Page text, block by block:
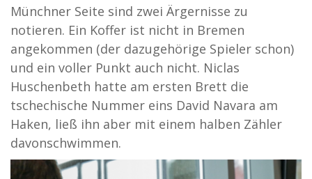
Münchner Seite sind zwei Ärgernisse zu
notieren. Ein Koffer ist nicht in Bremen
angekommen (der dazugehörige Spieler schon)
und ein voller Punkt auch nicht. Niclas
Huschenbeth hatte am ersten Brett die
tschechische Nummer eins David Navara am
Haken, ließ ihn aber mit einem halben Zähler
davonschwimmen.